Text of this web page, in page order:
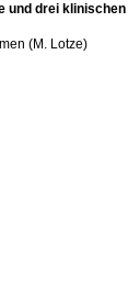
und drei
(M. Lotze)